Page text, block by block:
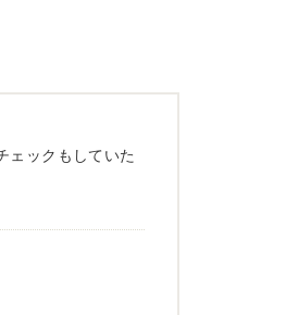
ェックもしていた